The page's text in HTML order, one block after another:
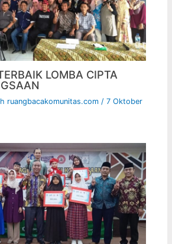
LOMBA CIPTA
ruangbacakomunitas.com/7 Oktober